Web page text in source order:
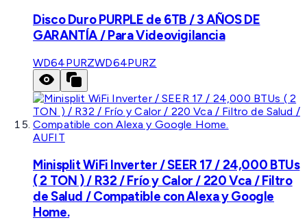
Disco Duro PURPLE de 6TB / 3 AÑOS DE
GARANTÍA / Para Videovigilancia
WD64PURZWD64PURZ
AUFIT
Minisplit WiFi Inverter / SEER 17 / 24,000 BTUs
( 2 TON ) / R32 / Frío y Calor / 220 Vca / Filtro
de Salud / Compatible con Alexa y Google
Home.